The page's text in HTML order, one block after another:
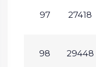
97 27418
98 29448